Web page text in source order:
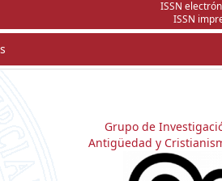
ISSN
ISSN
Grupo de
Antigüedad y